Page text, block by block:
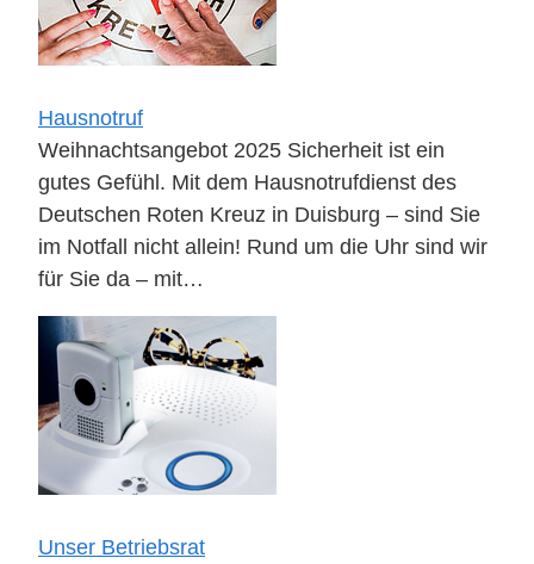
Hausnotruf
Weihnachtsangebot 2025 Sicherheit ist ein
gutes Gefühl. Mit dem Hausnotrufdienst des
Deutschen Roten Kreuz in Duisburg – sind Sie
im Notfall nicht allein! Rund um die Uhr sind wir
für Sie da – mit…
Unser Betriebsrat